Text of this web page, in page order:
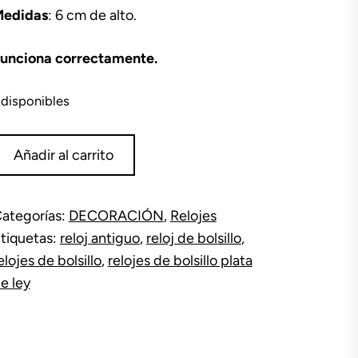
: 6 cm de alto.
correctamente.
disponibles
Añadir al carrito
DECORACIÓN, Relojes
reloj antiguo, reloj de bolsillo,
de bolsillo, relojes de bolsillo plata
ley